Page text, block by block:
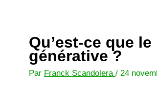
Qu’est-ce que
générative ?
Par Franck Scandolera / 24